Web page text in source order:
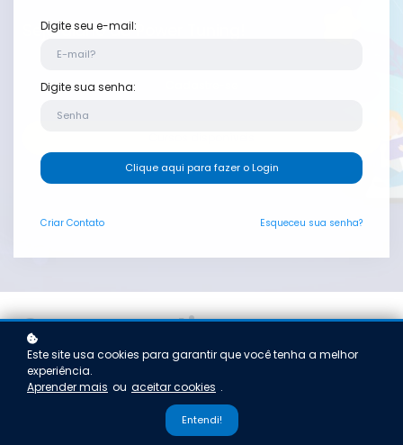
Seja aluno da Power Tuning!
Somos um time com
muita experiência para
ajudar nossos clientes
com Treinamentos e
Este site usa cookies para garantir que você tenha a melhor
experiência.
Aprender mais ou aceitar cookies .
Entendi!
Digite seu e-mail:
Digite sua senha:
Clique aqui para fazer o Login
Criar Contato Esqueceu sua senha?